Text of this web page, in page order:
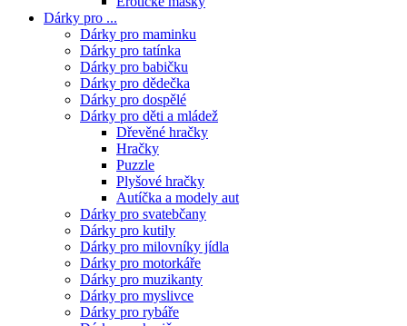
Dárky pro ...
Dárky pro maminku
Dárky pro tatínka
Dárky pro babičku
Dárky pro dědečka
Dárky pro dospělé
Dárky pro děti a mládež
Dřevěné hračky
Hračky
Puzzle
Plyšové hračky
Autíčka a modely aut
Dárky pro svatebčany
Dárky pro kutily
Dárky pro milovníky jídla
Dárky pro motorkáře
Dárky pro muzikanty
Dárky pro myslivce
Dárky pro rybáře